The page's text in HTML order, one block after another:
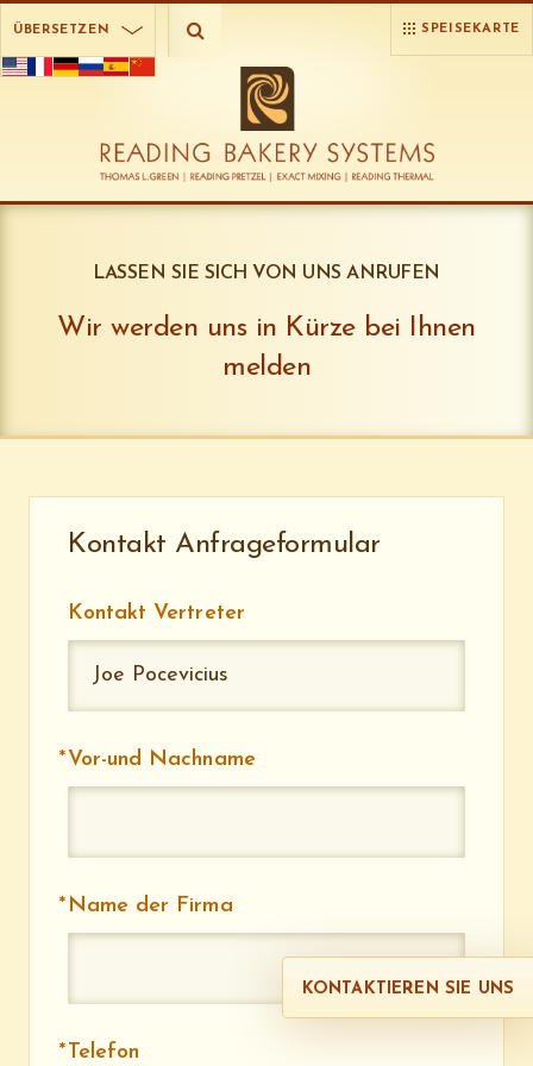
ÜBERSETZEN SPEISEKARTE
LASSEN SIE SICH VON UNS ANRUFEN
Wir werden uns in Kürze bei Ihnen
melden
Kontakt Anfrageformular
Kontakt Vertreter
Vor-und Nachname
Name der Firma
Telefon
Wähle ein Land
KONTAKTIEREN SIE UNS